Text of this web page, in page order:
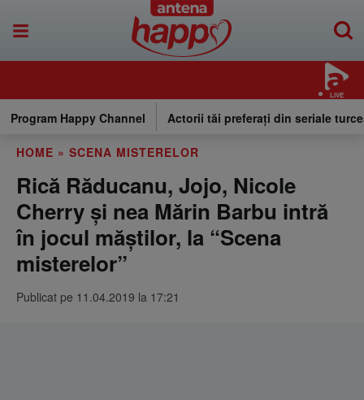
LIVE
Program Happy Channel Actorii tăi preferați din seriale
HOME » SCENA MISTERELOR
Rică Răducanu, Jojo, Nicole
Cherry și nea Mărin Barbu intră
în jocul măștilor, la “Scena
misterelor”
Publicat pe 11.04.2019 la 17:21